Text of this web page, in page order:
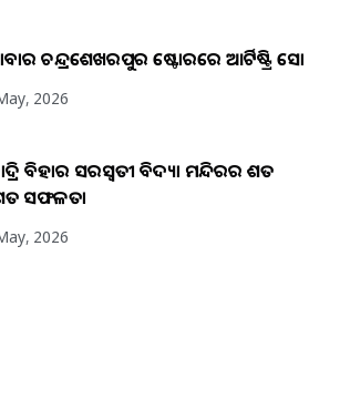
ଚନ୍ଦ୍ରଶେଖରପୁର ଷ୍ଟୋରରେ ଆର୍ଟିଷ୍ଟ୍ରି ସୋ
2026
ବିହାର ସରସ୍ୱତୀ ବିଦ୍ୟା ମନ୍ଦିରର ଶତ
ସଫଳତା
2026